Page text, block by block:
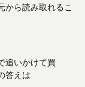
から読み取れるこ
追いかけて買
答えは